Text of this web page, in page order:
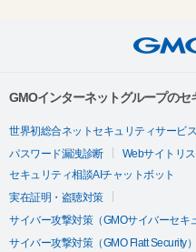
GMOインターネットグループのセ
世界初総合ネットセキュリティサービ
パスワード漏洩診断
Webサイトリ
セキュリティ相談AIチャットボット
実在証明・盗聴対策
サイバー攻撃対策（GMOサイバーセキ
サイバー攻撃対策（GMO Flatt Security）